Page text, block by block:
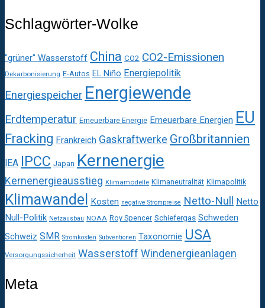
Schlagwörter-Wolke
"grüner" Wasserstoff China CO2 CO2-Emissionen
Dekarbonisierung E-Autos EL Niño Energiepolitik
Energiespeicher Energiewende
Erdtemperatur Erneuerbare Energie Erneuerbare Energien EU
Fracking Frankreich Gaskraftwerke Großbritannien
IEA IPCC Japan Kernenergie
Kernenergieausstieg Klimamodelle Klimaneutralität Klimapolitik
Klimawandel Kosten negative Strompreise Netto-Null Netto
Null-Politik Netzausbau NOAA Roy Spencer Schiefergas Schweden
Schweiz SMR Stromkosten Subventionen Taxonomie USA
Versorgungssicherheit Wasserstoff Windenergieanlagen
Meta